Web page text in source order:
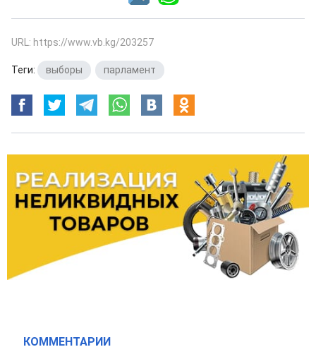
URL: https://www.vb.kg/203257
Теги: выборы парламент
КОММЕНТАРИИ